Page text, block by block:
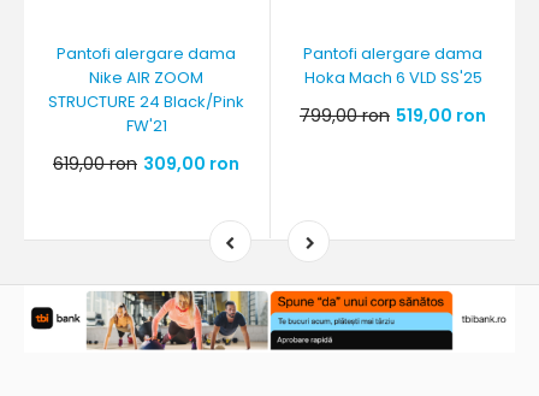
Pantofi alergare dama
Nike AIR ZOOM
STRUCTURE 24 Black/Pink
FW'21
619,00 ron 309,00 ron
Pantofi alergare dama
Hoka Mach 6 VLD SS'25
799,00 ron 519,00 ron